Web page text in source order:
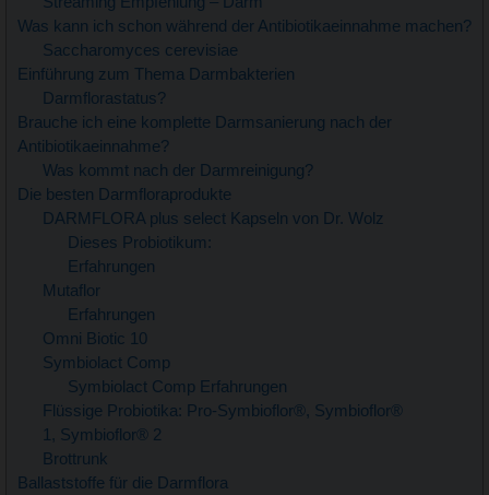
Was kann ich schon während der Antibiotikaeinnahme machen?
Saccharomyces cerevisiae
Einführung zum Thema Darmbakterien
Darmflorastatus?
Brauche ich eine komplette Darmsanierung nach der
Antibiotikaeinnahme?
Was kommt nach der Darmreinigung?
Die besten Darmfloraprodukte
DARMFLORA plus select Kapseln von Dr. Wolz
Dieses Probiotikum:
Erfahrungen
Mutaflor
Erfahrungen
Omni Biotic 10
Symbiolact Comp
Symbiolact Comp Erfahrungen
Flüssige Probiotika: Pro-Symbioflor®, Symbioflor®
1, Symbioflor® 2
Brottrunk
Ballaststoffe für die Darmflora